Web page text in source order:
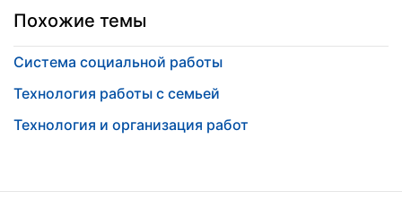
Похожие темы
Система социальной работы
Технология работы с семьей
Технология и организация работ